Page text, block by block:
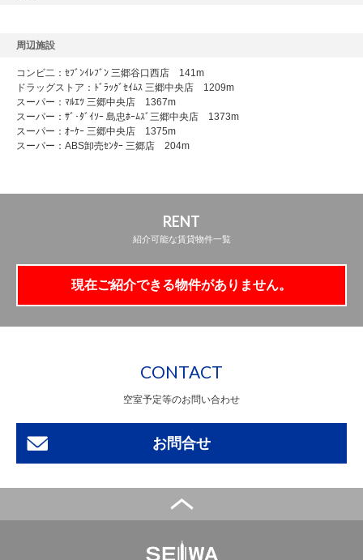
周辺施設
コンビ二：ｾﾌﾞﾝｲﾚﾌﾞﾝ 三郷谷口西店 141m
ドラッグストア：ﾄﾞﾗｯｸﾞｾｲﾑｽ 三郷中央店 1209m
スーパー：ﾏﾙｴﾂ 三郷中央店 1367m
スーパー：ｻﾞ･ﾀﾞｲｿｰ 島忠ﾎｰﾑｽﾞ三郷中央店 1373m
スーパー：ｵｰｹｰ 三郷中央店 1375m
スーパー：ABS卸売ｾﾝﾀｰ 三郷店 204m
RENT
紹介可能な賃貸物件一覧
現在ご紹介できる物件がありません。
CONTACT
空室予定等のお問い合わせ
お問合せ